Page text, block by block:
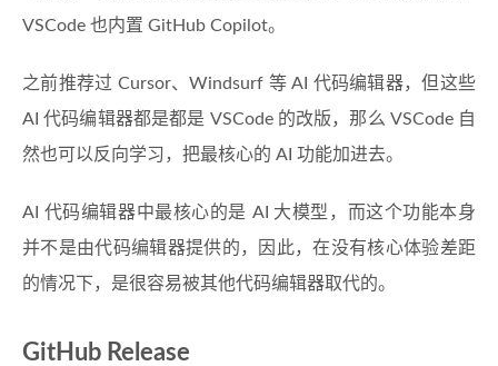
VSCode 也内置 GitHub Copilot。
之前推荐过 Cursor、Windsurf 等 AI 代码编辑器，但这些
AI 代码编辑器都是都是 VSCode 的改版，那么 VSCode 自
然也可以反向学习，把最核心的 AI 功能加进去。
AI 代码编辑器中最核心的是 AI 大模型，而这个功能本身
并不是由代码编辑器提供的，因此，在没有核心体验差距
的情况下，是很容易被其他代码编辑器取代的。
GitHub Release